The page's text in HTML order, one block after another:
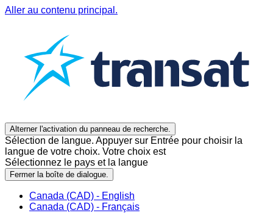
Aller au contenu principal.
Alterner l'activation du panneau de recherche.
Sélection de langue. Appuyer sur Entrée pour choisir la
langue de votre choix. Votre choix est
Sélectionnez le pays et la langue
Fermer la boîte de dialogue.
Canada (CAD) - English
Canada (CAD) - Français